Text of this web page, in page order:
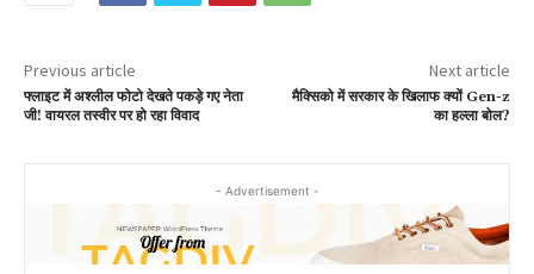
Previous article
फ्लाइट में अश्लील फोटो देखते पकड़े गए नेता
जी! वायरल तस्वीर पर हो रहा विवाद
Next article
मैक्सिको में सरकार के ख‍िलाफ क्यों Gen-z
का हल्ला बोल?
- Advertisement -